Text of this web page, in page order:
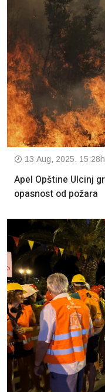
13 Aug, 2025. 15:28h
Apel Opštine Ulcinj
opasnost od požara